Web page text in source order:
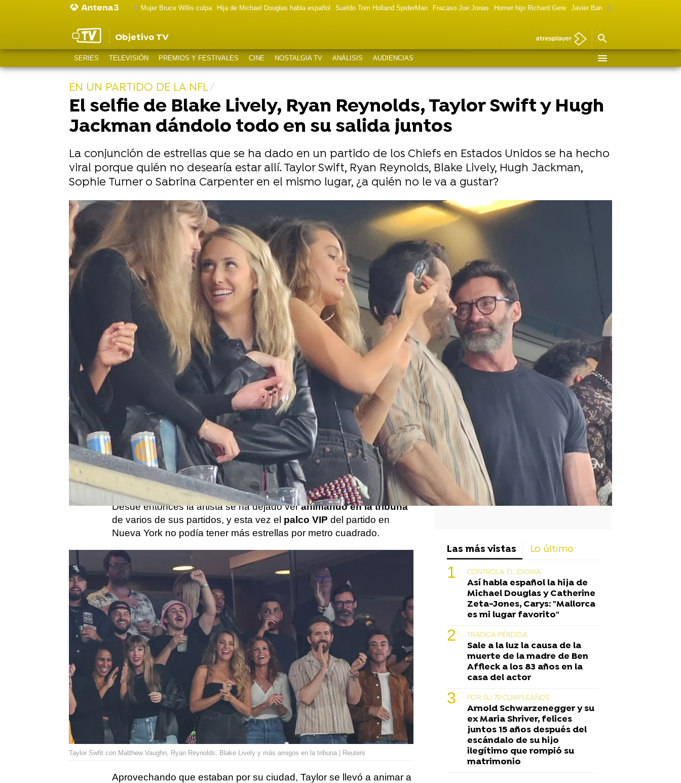
Mujer Bruce Willis culpa Hija de Michael Douglas habla español Sueldo Tom Holland SpiderMan Fracaso Joe Jonas Homer hijo Richard Gere Javier Bardem política
Objetivo TV
SERIES TELEVISIÓN PREMIOS Y FESTIVALES CINE NOSTALGIA TV ANÁLISIS AUDIENCIAS
EN UN PARTIDO DE LA NFL
El selfie de Blake Lively, Ryan Reynolds, Taylor Swift y Hugh
Jackman dándolo todo en su salida juntos
La conjunción de estrellas que se ha dado en un partido de los Chiefs en Estados Unidos se ha hecho
viral porque quién no desearía estar allí. Taylor Swift, Ryan Reynolds, Blake Lively, Hugh Jackman,
Sophie Turner o Sabrina Carpenter en el mismo lugar, ¿a quién no le va a gustar?
Las fotos de Sophie Turner y Taylor Swift juntas, exes de Joe Jonas, que revolucionan Hollywood: "Sophies Version"
Blake Lively aclara que su entrenador personal no es el padre de sus 4 hijos con Ryan Reynolds
Isabel S. Samaniego
Publicado: 03 de octubre de 2023, 13:55
WhatsappFacebook
X Flipboard
Elhuracán Taylor Swiftestá sacudiendo la NFL, el popular deporte
americano, desde que comenzaron los rumores de
su relación
con
el jugador de los Kansas City Chiefs, Travis Kelce.
Desde entonces la artista se ha dejado veranimando en la tribuna
de varios de sus partidos, y esta vez el palco VIP del partido en
Nueva York no podía tener más estrellas por metro cuadrado.
Taylor Swfit con Matthew Vaughn, Ryan Reynolds, Blake Lively y más amigos en la tribuna | Reuters
Aprovechando que estaban por su ciudad, Taylor se llevó a animar a
Las más vistas Lo último
CONTROLA EL IDIOMA
Así habla español la hija de
Michael Douglas y Catherine
Zeta-Jones, Carys: "Mallorca
es mi lugar favorito"
TRÁGICA PÉRDIDA
Sale a la luz la causa de la
muerte de la madre de Ben
Affleck a los 83 años en la
casa del actor
POR SU 79 CUMPLEAÑOS
Arnold Schwarzenegger y su
ex Maria Shriver, felices
juntos 15 años después del
escándalo de su hijo
ilegítimo que rompió su
matrimonio